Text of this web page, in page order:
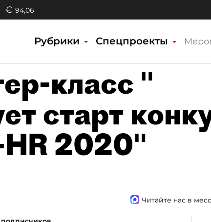
€ 94,06
Рубрики Спецпроекты
класс "
старт
2020"
Читайте нас в